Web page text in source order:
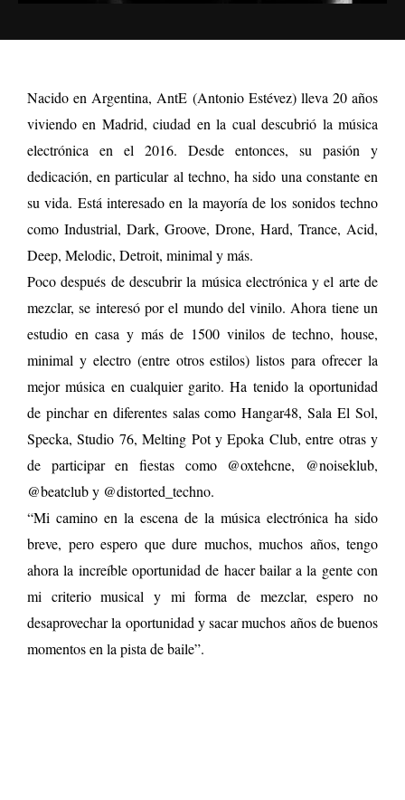
Nacido en Argentina, AntE (Antonio Estévez) lleva 20 años
viviendo en Madrid, ciudad en la cual descubrió la música
electrónica en el 2016. Desde entonces, su pasión y
dedicación, en particular al techno, ha sido una constante en
su vida. Está interesado en la mayoría de los sonidos techno
como Industrial, Dark, Groove, Drone, Hard, Trance, Acid,
Deep, Melodic, Detroit, minimal y más.
Poco después de descubrir la música electrónica y el arte de
mezclar, se interesó por el mundo del vinilo. Ahora tiene un
estudio en casa y más de 1500 vinilos de techno, house,
minimal y electro (entre otros estilos) listos para ofrecer la
mejor música en cualquier garito. Ha tenido la oportunidad
de pinchar en diferentes salas como Hangar48, Sala El Sol,
Specka, Studio 76, Melting Pot y Epoka Club, entre otras y
de participar en fiestas como @oxtehcne, @noiseklub,
@beatclub y @distorted_techno.
“Mi camino en la escena de la música electrónica ha sido
breve, pero espero que dure muchos, muchos años, tengo
ahora la increíble oportunidad de hacer bailar a la gente con
mi criterio musical y mi forma de mezclar, espero no
desaprovechar la oportunidad y sacar muchos años de buenos
momentos en la pista de baile”.